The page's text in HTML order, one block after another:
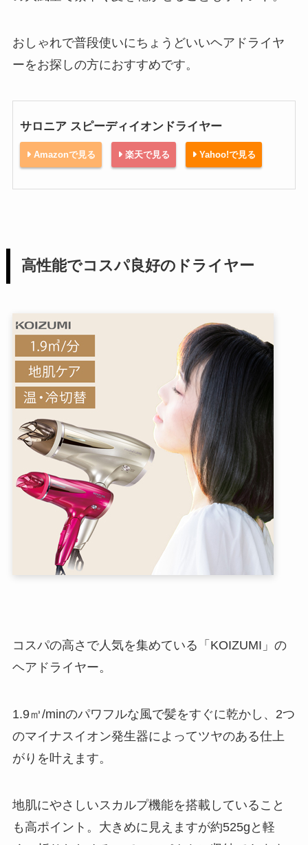
おしゃれで普段使いにちょうどいいヘアドライヤ
ーをお探しの方におすすめです。
サロニア スピーディイオンドライヤー
Amazonで見る 楽天で見る Yahoo!で見る
高性能でコスパ良好のドライヤー
コスパの高さで人気を集めている「KOIZUMI」の
ヘアドライヤー。
1.9㎥/minのパワフルな風で髪をすぐに乾かし、2つ
のマイナスイオン発生器によってツヤのある仕上
がりを叶えます。
地肌にやさしいスカルプ機能を搭載していること
も高ポイント。大きめに見えますが約525gと軽